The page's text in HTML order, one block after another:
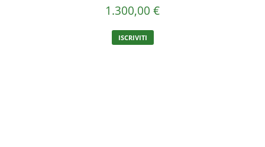
1.300,00 €
ISCRIVITI